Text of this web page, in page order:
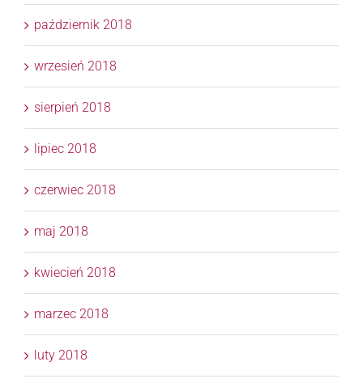
październik 2018
wrzesień 2018
sierpień 2018
lipiec 2018
czerwiec 2018
maj 2018
kwiecień 2018
marzec 2018
luty 2018